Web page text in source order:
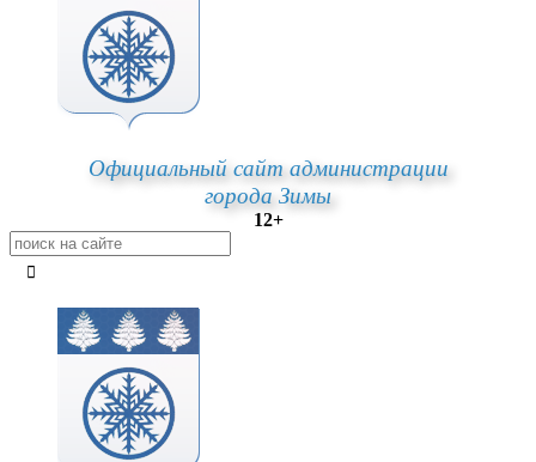
Официальный сайт администрации
города Зимы
12+